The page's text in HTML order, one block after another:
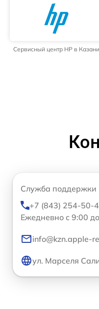
Сервисный центр HP в Казани
Служба поддержки
+7 (843) 254-50-
Ежедневно с 9:00
info@kzn.apple-
ул. Марселя